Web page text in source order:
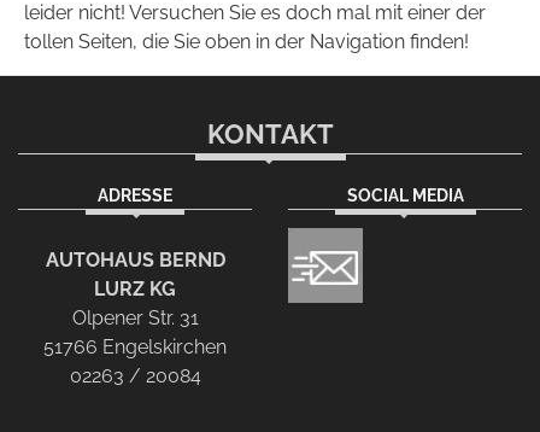
leider nicht! Versuchen Sie es doch mal mit einer der
tollen Seiten, die Sie oben in der Navigation finden!
KONTAKT
ADRESSE
AUTOHAUS BERND
LURZ KG
Olpener Str. 31
51766 Engelskirchen
02263 / 20084
SOCIAL MEDIA